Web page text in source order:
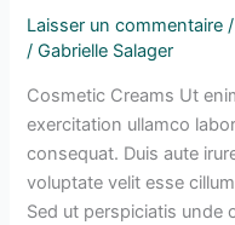
Laisser un commentaire
/Gabrielle Salager
Cosmetic Creams Ut
exercitation ullamco
consequat. Duis aute
voluptate velit esse
Sed ut perspiciatis unde
buttery
soft
glowing